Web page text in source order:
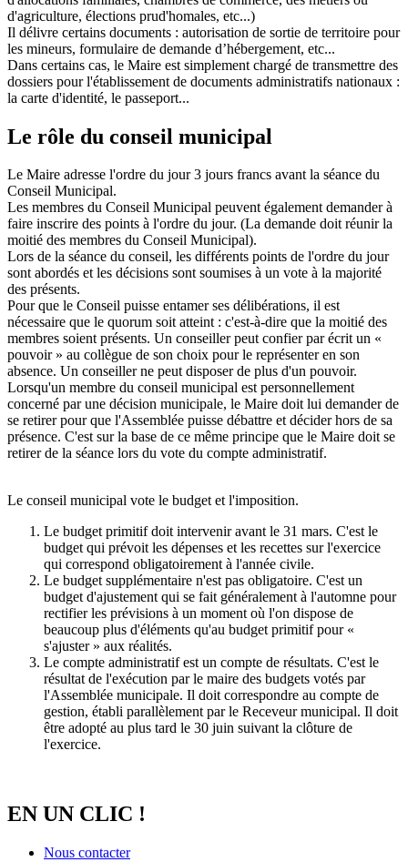
d'agriculture, élections prud'homales, etc...)
Il délivre certains documents : autorisation de sortie de territoire pour
les mineurs, formulaire de demande d’hébergement, etc...
Dans certains cas, le Maire est simplement chargé de transmettre des
dossiers pour l'établissement de documents administratifs nationaux :
la carte d'identité, le passeport...
Le rôle du conseil municipal
Le Maire adresse l'ordre du jour 3 jours francs avant la séance du
Conseil Municipal.
Les membres du Conseil Municipal peuvent également demander à
faire inscrire des points à l'ordre du jour. (La demande doit réunir la
moitié des membres du Conseil Municipal).
Lors de la séance du conseil, les différents points de l'ordre du jour
sont abordés et les décisions sont soumises à un vote à la majorité
des présents.
Pour que le Conseil puisse entamer ses délibérations, il est
nécessaire que le quorum soit atteint : c'est-à-dire que la moitié des
membres soient présents. Un conseiller peut confier par écrit un «
pouvoir » au collègue de son choix pour le représenter en son
absence. Un conseiller ne peut disposer de plus d'un pouvoir.
Lorsqu'un membre du conseil municipal est personnellement
concerné par une décision municipale, le Maire doit lui demander de
se retirer pour que l'Assemblée puisse débattre et décider hors de sa
présence. C'est sur la base de ce même principe que le Maire doit se
retirer de la séance lors du vote du compte administratif.
Le conseil municipal vote le budget et l'imposition.
Le budget primitif doit intervenir avant le 31 mars. C'est le
budget qui prévoit les dépenses et les recettes sur l'exercice
qui correspond obligatoirement à l'année civile.
Le budget supplémentaire n'est pas obligatoire. C'est un
budget d'ajustement qui se fait généralement à l'automne pour
rectifier les prévisions à un moment où l'on dispose de
beaucoup plus d'éléments qu'au budget primitif pour «
s'ajuster » aux réalités.
Le compte administratif est un compte de résultats. C'est le
résultat de l'exécution par le maire des budgets votés par
l'Assemblée municipale. Il doit correspondre au compte de
gestion, établi parallèlement par le Receveur municipal. Il doit
être adopté au plus tard le 30 juin suivant la clôture de
l'exercice.
EN UN CLIC !
Nous contacter